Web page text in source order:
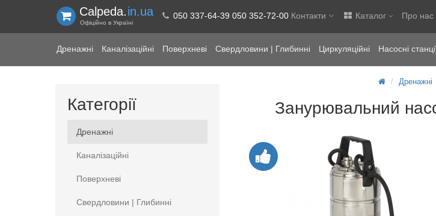
Calpeda.in.ua
Офіційно в Україні
050 337-64-39 050 352-72-00 Контакти Каталог Про нас
Дренажні Каналізаційні Поверхневі Свердловини | Глибинні Циркуляційні Насосні
Категорії
Дренажні
Каналізаційні
Поверхневі
Свердловини | Глибинні
Дренажні
Занурювальний